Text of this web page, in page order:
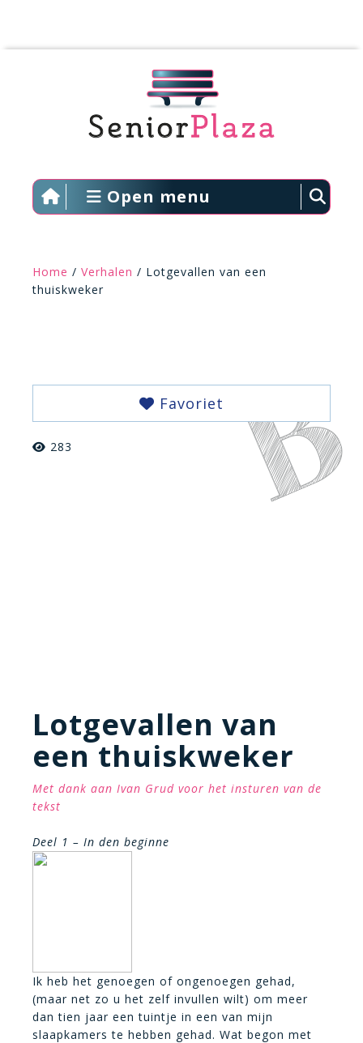
Open menu
Home / Verhalen / Lotgevallen van een
thuiskweker
Favoriet
283
Lotgevallen van
een thuiskweker
Met dank aan Ivan Grud voor het insturen van de
tekst
Deel 1 – In den beginne
Ik heb het genoegen of ongenoegen gehad,
(maar net zo u het zelf invullen wilt) om meer
dan tien jaar een tuintje in een van mijn
slaapkamers te hebben gehad. Wat begon met